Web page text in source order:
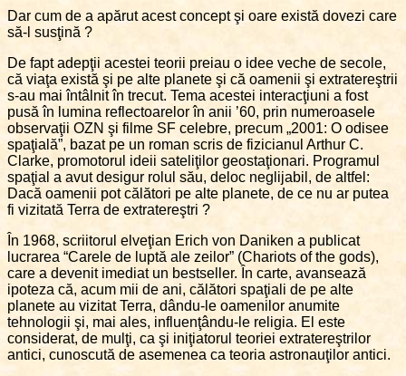
Dar cum de a apărut acest concept şi oare există dovezi care
să-l susţină ?
De fapt adepţii acestei teorii preiau o idee veche de secole,
că viaţa există şi pe alte planete şi că oamenii şi extratereştrii
s-au mai întâlnit în trecut. Tema acestei interacţiuni a fost
pusă în lumina reflectoarelor în anii ’60, prin numeroasele
observaţii OZN şi filme SF celebre, precum „2001: O odisee
spaţială”, bazat pe un roman scris de fizicianul Arthur C.
Clarke, promotorul ideii sateliţilor geostaţionari. Programul
spaţial a avut desigur rolul său, deloc neglijabil, de altfel:
Dacă oamenii pot călători pe alte planete, de ce nu ar putea
fi vizitată Terra de extratereştri ?
În 1968, scriitorul elveţian Erich von Daniken a publicat
lucrarea “Carele de luptă ale zeilor” (Chariots of the gods),
care a devenit imediat un bestseller. În carte, avansează
ipoteza că, acum mii de ani, călători spaţiali de pe alte
planete au vizitat Terra, dându-le oamenilor anumite
tehnologii şi, mai ales, influenţându-le religia. El este
considerat, de mulţi, ca şi iniţiatorul teoriei extratereştrilor
antici, cunoscută de asemenea ca teoria astronauţilor antici.